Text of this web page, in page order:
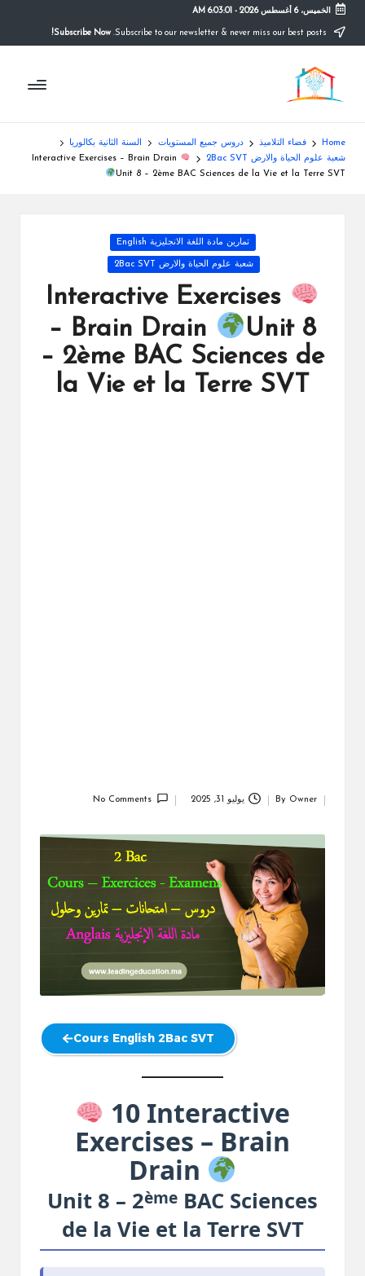
content
الخميس، 6 أغسطس 2026 -
6:03:01 AM
Subscribe Now!
م
و
ق
ع
التعليم
الصريح
Home فضاء التلاميذ دروس جميع المستويات
السنة الثانية بكالوريا
شعبة علوم الحياة والارض 2Bac SVT
Unit 8 – 2ème BAC Sciences de la Vie et la Terre SVT
Posted
in
تمارين مادة اللغة الانجليزية English
شعبة علوم الحياة والارض 2Bac SVT
Interactive Exercises
– Brain Drain
Unit 8
– 2ème BAC Sciences de
la Vie et la Terre SVT
By Owner يوليو 31, 2025 No Comments
Cours English 2Bac SVT
10 Interactive
Exercises – Brain
Drain
Unit 8 – 2ème BAC Sciences
de la Vie et la Terre SVT